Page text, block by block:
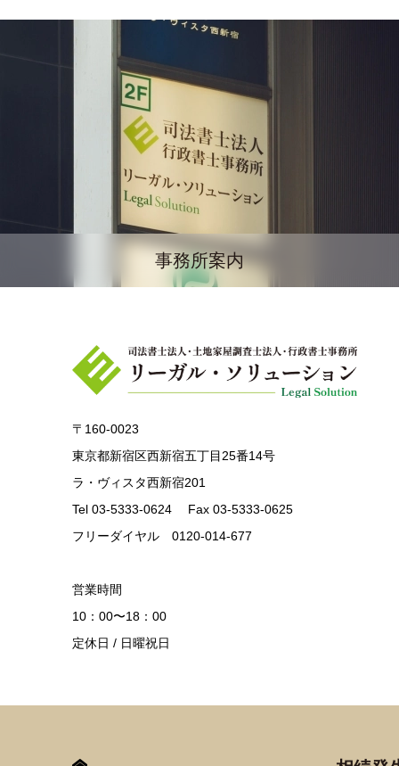
事務所案内
〒160-0023
東京都新宿区西新宿五丁目25番14号
ラ・ヴィスタ西新宿201
Tel 03-5333-0624 Fax 03-5333-0625
フリーダイヤル 0120-014-677
営業時間
10：00〜18：00
定休日 / 日曜祝日